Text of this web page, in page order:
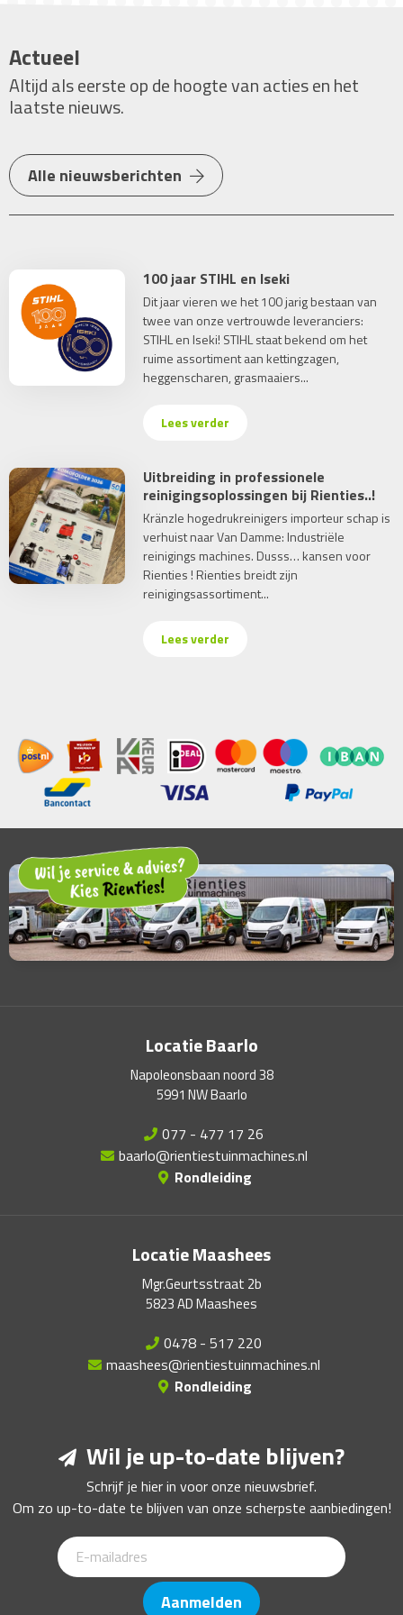
Actueel
Altijd als eerste op de hoogte van acties en het
laatste nieuws.
Alle nieuwsberichten
100 jaar STIHL en Iseki
Dit jaar vieren we het 100 jarig bestaan van
twee van onze vertrouwde leveranciers:
STIHL en Iseki! STIHL staat bekend om het
ruime assortiment aan kettingzagen,
heggenscharen, grasmaaiers...
Lees verder
Uitbreiding in professionele
reinigingsoplossingen bij Rienties..!
Kränzle hogedrukreinigers importeur schap is
verhuist naar Van Damme: Industriële
reinigings machines. Dusss… kansen voor
Rienties ! Rienties breidt zijn
reinigingsassortiment...
Lees verder
Locatie Baarlo
Napoleonsbaan noord 38
5991 NW Baarlo
077 - 477 17 26
baarlo@rientiestuinmachines.nl
Rondleiding
Locatie Maashees
Mgr.Geurtsstraat 2b
5823 AD Maashees
0478 - 517 220
maashees@rientiestuinmachines.nl
Rondleiding
Wil je up-to-date blijven?
Schrijf je hier in voor onze nieuwsbrief.
Om zo up-to-date te blijven van onze scherpste aanbiedingen!
Aanmelden